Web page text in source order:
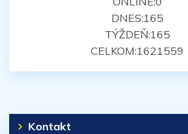
DNES:165
TÝŽDEŇ:165
CELKOM:1621559
Kontakt